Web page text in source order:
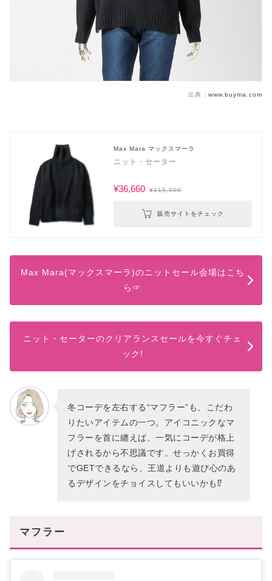
出典： www.buyma.com
Max Mara マックスマーラ
ニット・セーター
¥36,660 ¥115,500
販売サイトをチェック
Max Mara(マックスマーラ)のニットセール会場はこち
ら☞
ニット・セーターのクリアランスセールを今すぐチェ
ック!
冬コーデを左右する“マフラー”も、こだわ
りたいアイテムの一つ。アイコニックなマ
フラーを首に纏えば、一気にコーデが格上
げされるから不思議です。せっかくお買得
でGETできるなら、王道よりも遊び心のあ
るデザインをチョイスしてもいいかも⁉
マフラー